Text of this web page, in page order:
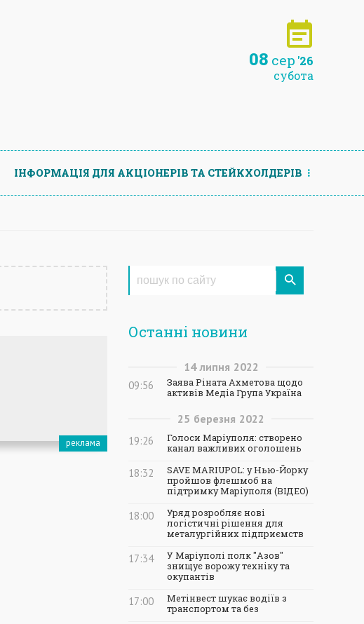
08 сер '26
субота
ІНФОРМАЦIЯ ДЛЯ АКЦIОНЕРIВ ТА СТЕЙКХОЛДЕРIВ
Останні новини
14 липня 2022
09:56
Заява Ріната Ахметова щодо
активів Медіа Група Україна
25 березня 2022
19:26
Голоси Маріуполя: створено
канал важливих оголошень
18:32
SAVE MARIUPOL: у Нью-Йорку
пройшов флешмоб на
підтримку Маріуполя (ВІДЕО)
18:00
Уряд розробляє нові
логістичні рішення для
металургійних підприємств
17:34
У Маріуполі полк "Азов"
знищує ворожу техніку та
окупантів
17:00
Метінвест шукає водіїв з
транспортом та без